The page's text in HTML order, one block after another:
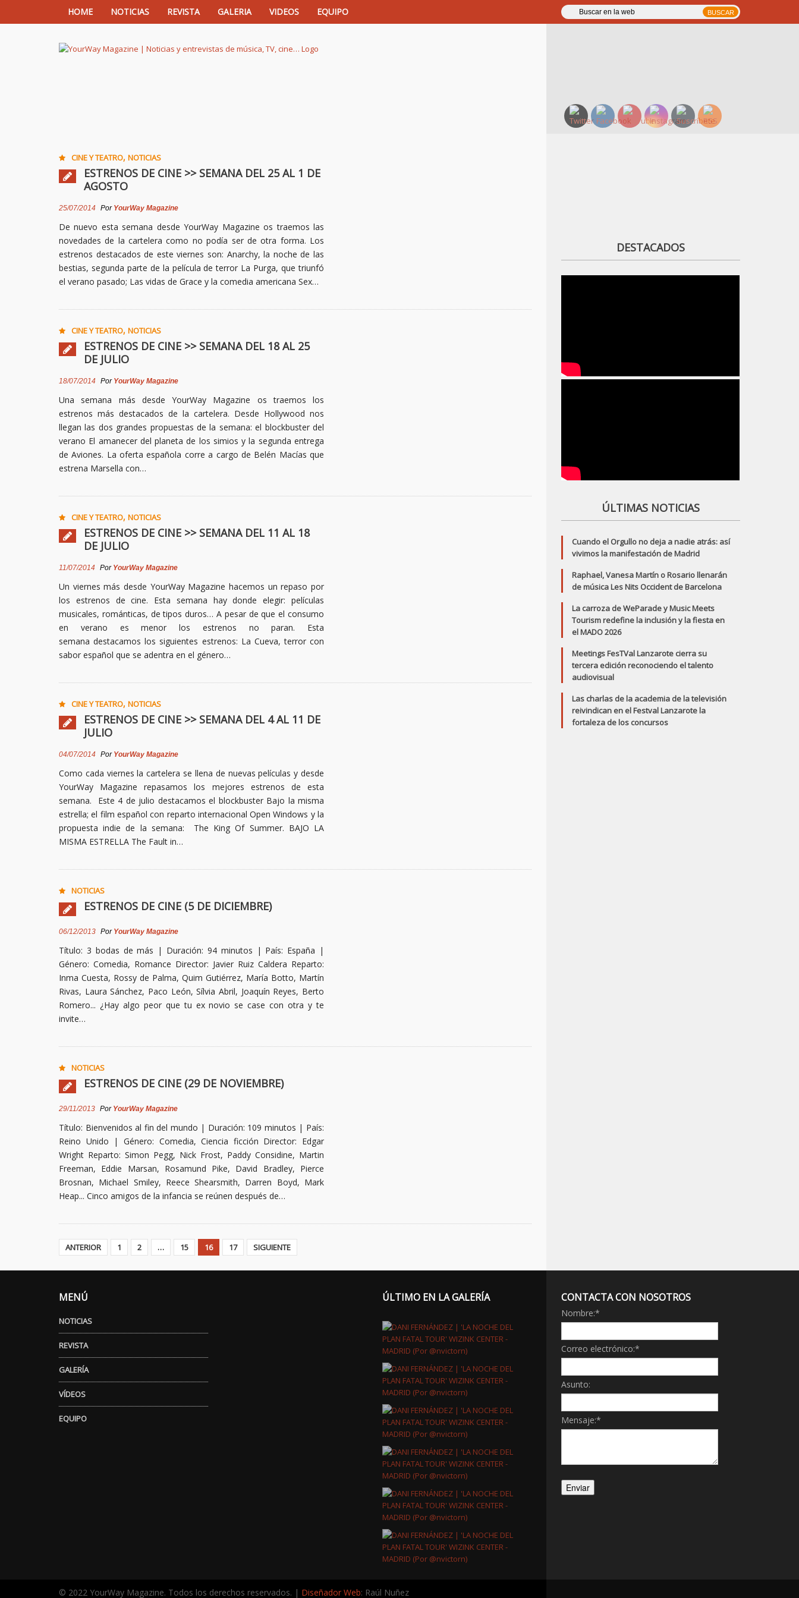
HOME NOTICIAS REVISTA GALERIA VIDEOS EQUIPO
CINE Y TEATRO, NOTICIAS
ESTRENOS DE CINE >> SEMANA DEL 25 AL 1 DE
AGOSTO
25/07/2014 Por YourWay Magazine
De nuevo esta semana desde YourWay Magazine os traemos las
novedades de la cartelera como no podía ser de otra forma. Los
estrenos destacados de este viernes son: Anarchy, la noche de las
bestias, segunda parte de la película de terror La Purga, que triunfó
el verano pasado; Las vidas de Grace y la comedia americana Sex…
CINE Y TEATRO, NOTICIAS
ESTRENOS DE CINE >> SEMANA DEL 18 AL 25
DE JULIO
18/07/2014 Por YourWay Magazine
Una semana más desde YourWay Magazine os traemos los
estrenos más destacados de la cartelera. Desde Hollywood nos
llegan las dos grandes propuestas de la semana: el blockbuster del
verano El amanecer del planeta de los simios y la segunda entrega
de Aviones. La oferta española corre a cargo de Belén Macías que
estrena Marsella con…
CINE Y TEATRO, NOTICIAS
ESTRENOS DE CINE >> SEMANA DEL 11 AL 18
DE JULIO
11/07/2014 Por YourWay Magazine
Un viernes más desde YourWay Magazine hacemos un repaso por
los estrenos de cine. Esta semana hay donde elegir: películas
musicales, románticas, de tipos duros… A pesar de que el consumo
en verano es menor los estrenos no paran. Esta
semana destacamos los siguientes estrenos: La Cueva, terror con
sabor español que se adentra en el género…
CINE Y TEATRO, NOTICIAS
ESTRENOS DE CINE >> SEMANA DEL 4 AL 11 DE
JULIO
04/07/2014 Por YourWay Magazine
Como cada viernes la cartelera se llena de nuevas películas y desde
YourWay Magazine repasamos los mejores estrenos de esta
semana. Este 4 de julio destacamos el blockbuster Bajo la misma
estrella; el film español con reparto internacional Open Windows y la
propuesta indie de la semana: The King Of Summer. BAJO LA
MISMA ESTRELLA The Fault in…
NOTICIAS
ESTRENOS DE CINE (5 DE DICIEMBRE)
06/12/2013 Por YourWay Magazine
Título: 3 bodas de más | Duración: 94 minutos | País: España |
Género: Comedia, Romance Director: Javier Ruiz Caldera Reparto:
Inma Cuesta, Rossy de Palma, Quim Gutiérrez, María Botto, Martín
Rivas, Laura Sánchez, Paco León, Sílvia Abril, Joaquín Reyes, Berto
Romero... ¿Hay algo peor que tu ex novio se case con otra y te
invite…
NOTICIAS
ESTRENOS DE CINE (29 DE NOVIEMBRE)
29/11/2013 Por YourWay Magazine
Título: Bienvenidos al fin del mundo | Duración: 109 minutos | País:
Reino Unido | Género: Comedia, Ciencia ficción Director: Edgar
Wright Reparto: Simon Pegg, Nick Frost, Paddy Considine, Martin
Freeman, Eddie Marsan, Rosamund Pike, David Bradley, Pierce
Brosnan, Michael Smiley, Reece Shearsmith, Darren Boyd, Mark
Heap... Cinco amigos de la infancia se reúnen después de…
ANTERIOR 1 2 … 15 16 17 SIGUIENTE
DESTACADOS
ÚLTIMAS NOTICIAS
Cuando el Orgullo no deja a nadie atrás: así
vivimos la manifestación de Madrid
Raphael, Vanesa Martín o Rosario llenarán
de música Les Nits Occident de Barcelona
La carroza de WeParade y Music Meets
Tourism redefine la inclusión y la fiesta en
el MADO 2026
Meetings FesTVal Lanzarote cierra su
tercera edición reconociendo el talento
audiovisual
Las charlas de la academia de la televisión
reivindican en el Festval Lanzarote la
fortaleza de los concursos
MENÚ
NOTICIAS
REVISTA
GALERÍA
VÍDEOS
EQUIPO
ÚLTIMO EN LA GALERÍA CONTACTA CON NOSOTROS
Nombre:*
Correo electrónico:*
Asunto:
Mensaje:*
© 2022 YourWay Magazine. Todos los derechos reservados. | Diseñador Web: Raúl Nuñez